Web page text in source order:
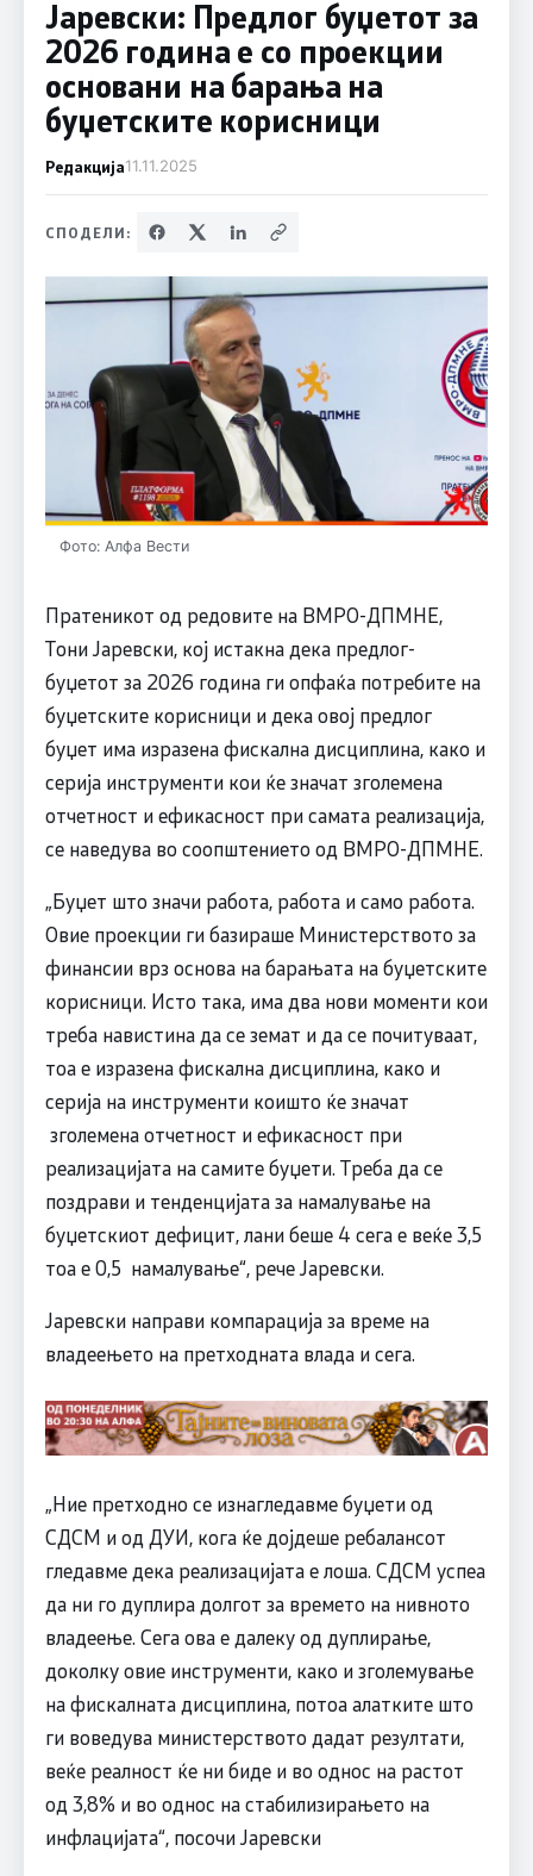
Јаревски: Предлог буџетот за
2026 година е со проекции
основани на барања на
буџетските корисници
Редакција11.11.2025
СПОДЕЛИ:
Фото: Алфа Вести
Пратеникот од редовите на ВМРО-ДПМНЕ,
Тони Јаревски, кој истакна дека предлог-
буџетот за 2026 година ги опфаќа потребите на
буџетските корисници и дека овој предлог
буџет има изразена фискална дисциплина, како и
серија инструменти кои ќе значат зголемена
отчетност и ефикасност при самата реализација,
се наведува во соопштението од ВМРО-ДПМНЕ.
„Буџет што значи работа, работа и само работа.
Овие проекции ги базираше Mинистерството за
финансии врз основа на барањата на буџетските
корисници. Исто така, има два нови моменти кои
треба навистина да се земат и да се почитуваат,
тоа е изразена фискална дисциплина, како и
серија на инструменти коишто ќе значат
зголемена отчетност и ефикасност при
реализацијата на самите буџети. Треба да се
поздрави и тенденцијата за намалување на
буџетскиот дефицит, лани беше 4 сега е веќе 3,5
тоа е 0,5 намалување“, рече Јаревски.
Јаревски направи компарација за време на
владеењето на претходната влада и сега.
„Ние претходно се изнагледавме буџети од
СДСМ и од ДУИ, кога ќе дојдеше ребалансот
гледавме дека реализацијата е лоша. СДСМ успеа
да ни го дуплира долгот за времето на нивното
владеење. Сега ова е далеку од дуплирање,
доколку овие инструменти, како и зголемување
на фискалната дисциплина, потоа алатките што
ги воведува министерството дадат резултати,
веќе реалност ќе ни биде и во однос на растот
од 3,8% и во однос на стабилизирањето на
инфлацијата“, посочи Јаревски